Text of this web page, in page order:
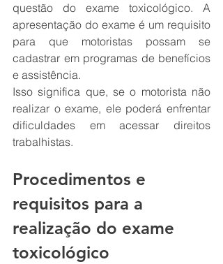
questão do exame toxicológico. A
apresentação do exame é um requisito
para que motoristas possam se
cadastrar em programas de benefícios
e assistência.
Isso significa que, se o motorista não
realizar o exame, ele poderá enfrentar
dificuldades em acessar direitos
trabalhistas.
Procedimentos e
requisitos para a
realização do exame
toxicológico